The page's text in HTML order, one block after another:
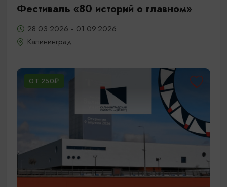
Фестиваль «80 историй о главном»
28.03.2026 - 01.09.2026
Калининград
ОТ 250₽